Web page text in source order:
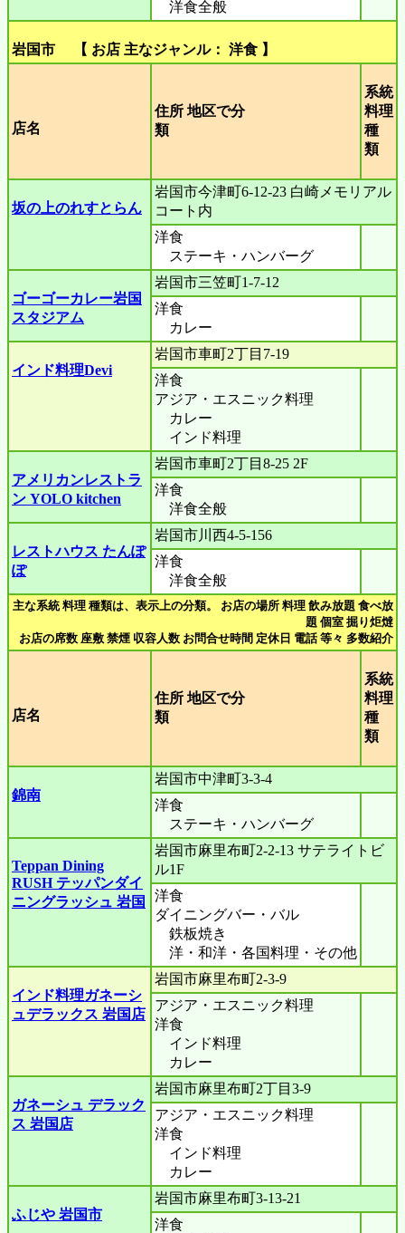
洋食全般
岩国市 【 お店 主なジャンル： 洋食 】
店名
住所 地区で分
類
系統
料理
種
類
坂の上のれすとらん
岩国市今津町6-12-23 白崎メモリアル
コート内
洋食
ステーキ・ハンバーグ
ゴーゴーカレー岩国
スタジアム
岩国市三笠町1-7-12
洋食
カレー
インド料理Devi
岩国市車町2丁目7-19
洋食
アジア・エスニック料理
カレー
インド料理
アメリカンレストラ
ン YOLO kitchen
岩国市車町2丁目8-25 2F
洋食
洋食全般
レストハウス たんぽ
ぽ
岩国市川西4-5-156
洋食
洋食全般
主な系統 料理 種類は、表示上の分類。 お店の場所 料理 飲み放題 食べ放
題 個室 掘り炬燵
お店の席数 座敷 禁煙 収容人数 お問合せ時間 定休日 電話 等々 多数紹介
店名
住所 地区で分
類
系統
料理
種
類
錦南
岩国市中津町3-3-4
洋食
ステーキ・ハンバーグ
Teppan Dining
RUSH テッパンダイ
ニングラッシュ 岩国
岩国市麻里布町2-2-13 サテライトビ
ル1F
洋食
ダイニングバー・バル
鉄板焼き
洋・和洋・各国料理・その他
インド料理ガネーシ
ュデラックス 岩国店
岩国市麻里布町2-3-9
アジア・エスニック料理
洋食
インド料理
カレー
ガネーシュ デラック
ス 岩国店
岩国市麻里布町2丁目3-9
アジア・エスニック料理
洋食
インド料理
カレー
ふじや 岩国市
岩国市麻里布町3-13-21
洋食